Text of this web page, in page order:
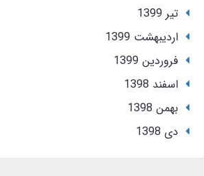
تير 1399
ارديبهشت 1399
فروردین 1399
اسفند 1398
بهمن 1398
دی 1398